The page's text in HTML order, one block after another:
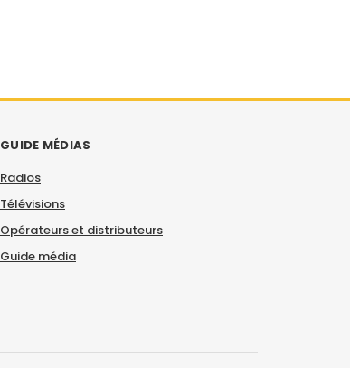
GUIDE MÉDIAS
Radios
Télévisions
Opérateurs et distributeurs
Guide média